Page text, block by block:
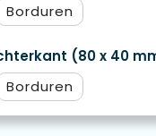
Borduren
(80 x 40
Borduren